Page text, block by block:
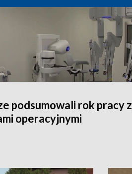
podsumowali rok pracy z
operacyjnymi